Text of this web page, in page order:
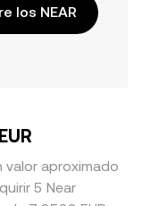
los NEAR
valor aproximado
5 Near